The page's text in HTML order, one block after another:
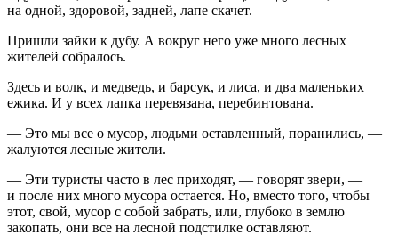
на одной, здоровой, задней, лапе скачет.
Пришли зайки к дубу. А вокруг него уже много лесных
жителей собралось.
Здесь и волк, и медведь, и барсук, и лиса, и два маленьких
ежика. И у всех лапка перевязана, перебинтована.
— Это мы все о мусор, людьми оставленный, поранились, —
жалуются лесные жители.
— Эти туристы часто в лес приходят, — говорят звери, —
и после них много мусора остается. Но, вместо того, чтобы
этот, свой, мусор с собой забрать, или, глубоко в землю
закопать, они все на лесной подстилке оставляют.